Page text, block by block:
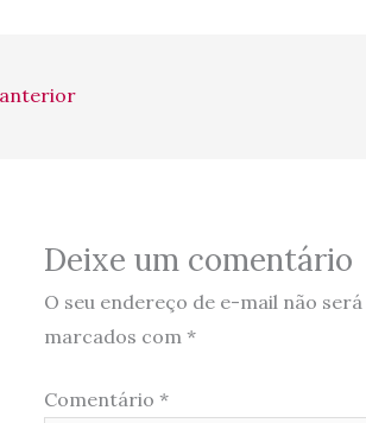
Deixe um comentário
O seu endereço de e-mail não
marcados com *
Comentário *